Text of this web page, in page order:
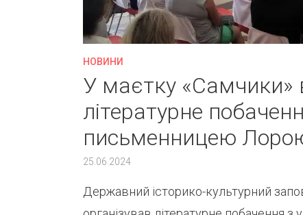
НОВИНИ
У маєтку «Самчики»
літературне
письменницею
25.06.2024
Державний історико-культурний